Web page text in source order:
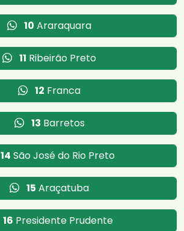
10 Araraquara
11 Ribeirão Preto
12 Franca
13 Barretos
14 São José do Rio Preto
15 Araçatuba
16 Presidente Prudente